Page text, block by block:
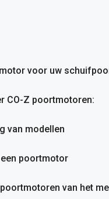
voor uw
CO-Z poortmotoren:
van modellen
poortmotor
van het